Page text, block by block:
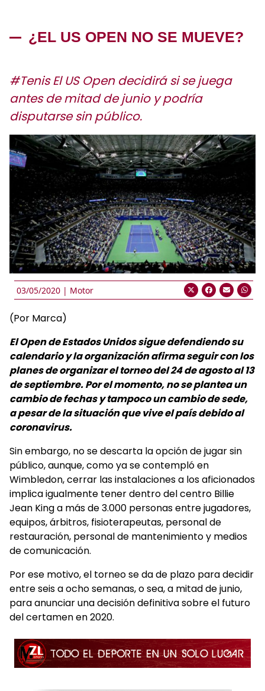
¿EL US OPEN NO SE MUEVE?
#Tenis El US Open decidirá si se juega
antes de mitad de junio y podría
disputarse sin público.
03/05/2020 | Motor
(Por Marca)
El Open de Estados Unidos sigue defendiendo su
calendario y la organización afirma seguir con los
planes de organizar el torneo del 24 de agosto al 13
de septiembre. Por el momento, no se plantea un
cambio de fechas y tampoco un cambio de sede,
a pesar de la situación que vive el país debido al
coronavirus.
Sin embargo, no se descarta la opción de jugar sin
público, aunque, como ya se contempló en
Wimbledon, cerrar las instalaciones a los aficionados
implica igualmente tener dentro del centro Billie
Jean King a más de 3.000 personas entre jugadores,
equipos, árbitros, fisioterapeutas, personal de
restauración, personal de mantenimiento y medios
de comunicación.
Por ese motivo, el torneo se da de plazo para decidir
entre seis a ocho semanas, o sea, a mitad de junio,
para anunciar una decisión definitiva sobre el futuro
del certamen en 2020.